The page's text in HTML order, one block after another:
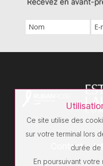
Contact
Ce site utilise des
sur votre terminal lors
durée de
En poursuivant